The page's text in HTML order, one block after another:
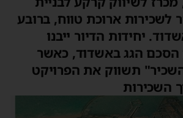
לשכירות ארוכת טווח, ברובע
יחידות הדיור ייבנו
הסכם הגג באשדוד, כאשר
תשווק את הפרויקט
השכירות